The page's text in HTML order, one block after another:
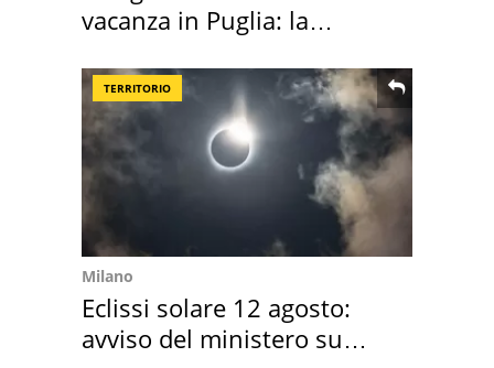
vacanza in Puglia: la
TERRITORIO
Milano
Eclissi solare 12 agosto:
avviso del ministero su